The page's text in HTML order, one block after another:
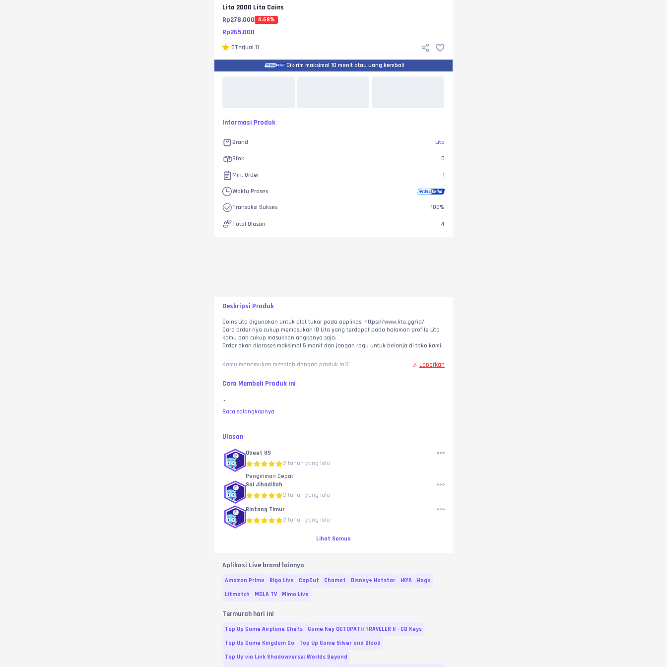
Lita 2000 Lita Coins
Rp278.000 4.68%
Rp265.000
5Terjual 11
Dikirim maksimal 10 menit atau uang kembali
Informasi Produk
Brand Lita
Stok 0
Min. Order 1
Waktu Proses
Transaksi Sukses 100%
Total Ulasan 4
Deskripsi Produk
Coins Lita digunakan untuk alat tukar pada applikasi https://www.lita.gg/id/
Cara order nya cukup memasukan ID Lita yang terdapat pada halaman profile Lita
kamu dan cukup masukkan angkanya saja.
Order akan diproses maksimal 5 menit dan jangan ragu untuk belanja di toko kami.
Kamu menemukan masalah dengan produk ini? Laporkan
Cara Membeli Produk ini
...
Baca selengkapnya
Ulasan
Obeet 89
2 tahun yang lalu
Pengiriman Cepat
Sai Jihadillah
2 tahun yang lalu
Bintang Timur
2 tahun yang lalu
Lihat Semua
Aplikasi Live brand lainnya
Amazon Prime Bigo Live CapCut Chamet Disney+ Hotstar HIYA
Hago
Litmatch
MOLA TV Mimo Live
Termurah hari ini
Top Up Game Airplane Chefs
Game Key OCTOPATH TRAVELER II - CD Keys
Top Up Game Kingdom Go
Top Up Game Silver and Blood
Top Up via Link Shadowverse: Worlds Beyond